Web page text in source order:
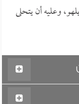
وعليه أن يتحلى